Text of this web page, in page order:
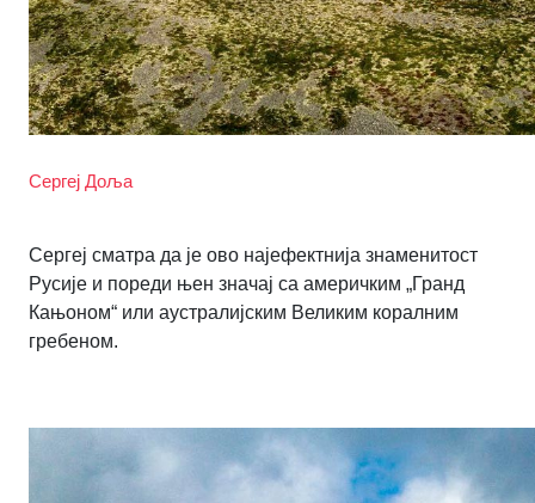
Сергеј Доља
Сергеј сматра да је ово најефектнија знаменитост
Русије и пореди њен значај са америчким „Гранд
Кањоном“ или аустралијским Великим коралним
гребеном.